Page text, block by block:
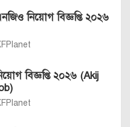
নিয়োগ বিজ্ঞপ্তি ২০২৬
বিজ্ঞপ্তি ২০২৬ (Akij